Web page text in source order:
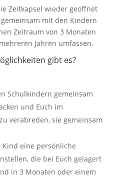
Zeitkapsel wieder geöffnet
mit den Kindern
Zeitraum von 3 Monaten
Jahren umfassen.
gibt es?
Schulkindern gemeinsam
und Euch im
verabreden, sie gemeinsam
eine persönliche
die bei Euch gelagert
in 3 Monaten oder einem